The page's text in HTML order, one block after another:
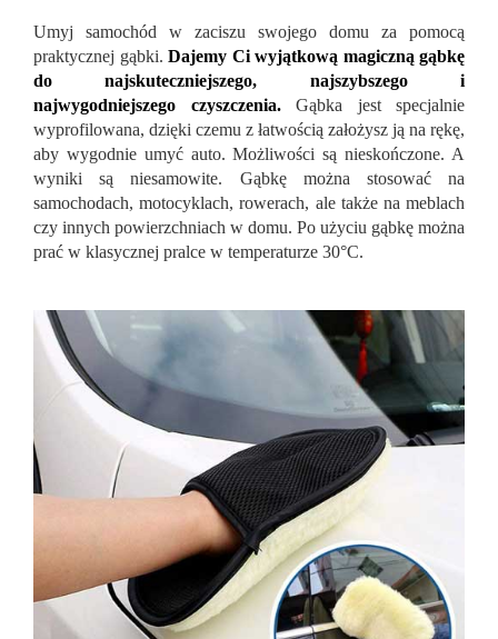
Umyj samochód w zaciszu swojego domu za pomocą
praktycznej gąbki. Dajemy Ci wyjątkową magiczną gąbkę
do najskuteczniejszego, najszybszego i
najwygodniejszego czyszczenia. Gąbka jest specjalnie
wyprofilowana, dzięki czemu z łatwością założysz ją na rękę,
aby wygodnie umyć auto. Możliwości są nieskończone. A
wyniki są niesamowite. Gąbkę można stosować na
samochodach, motocyklach, rowerach, ale także na meblach
czy innych powierzchniach w domu. Po użyciu gąbkę można
prać w klasycznej pralce w temperaturze 30°C.